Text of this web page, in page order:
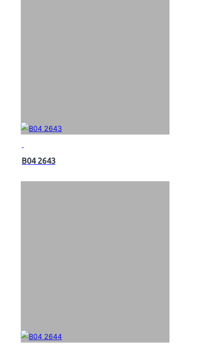
B04 2643